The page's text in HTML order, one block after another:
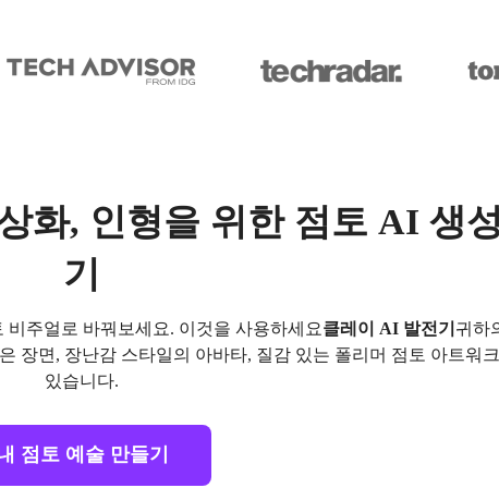
화, 인형을 위한 점토 AI 생성
기
주얼로 바꿔보세요. 이것을 사용하세요클레이 AI 발전기 귀하
장면, 장난감 스타일의 아바타, 질감 있는 폴리머 점토 아트워
있습니다.
점토 예술 만들기